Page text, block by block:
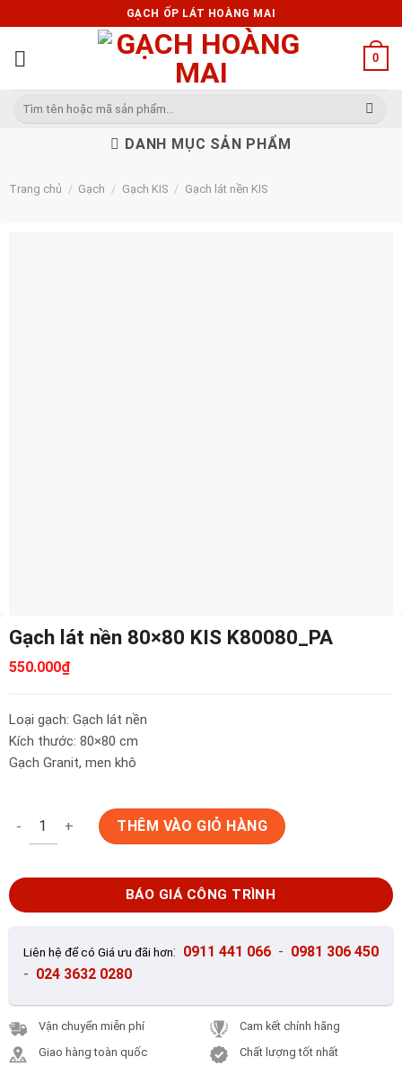
to
content
GẠCH ỐP LÁT HOÀNG MAI
0
Tìm
DANH MỤC SẢN PHẨM
Trang chủ / Gạch / Gạch KIS / Gạch lát nền KIS
Gạch lát nền 80×80 KIS K80080_PA
550.000₫
Loại gạch: Gạch lát nền
Kích thước: 80×80 cm
Gạch Granit, men khô
Gạch lát nền 80x80 KIS K80080_PA số lượng
THÊM VÀO GIỎ HÀNG
BÁO GIÁ CÔNG TRÌNH
Liên hệ để có Giá ưu đãi hơn: 0911 441 066 - 0981 306 450
- 024 3632 0280
Vận chuyển miễn phí
Giao hàng toàn quốc
Cam kết chính hãng
Chất lượng tốt nhất